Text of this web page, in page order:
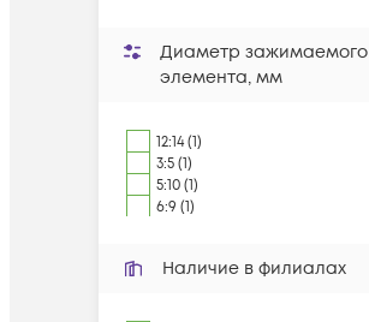
Диаметр зажимаемого
элемента, мм
12:14 (1)
3:5 (1)
5:10 (1)
6:9 (1)
Наличие в филиалах